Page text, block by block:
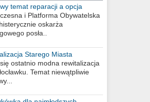
temat reparacji a opcja
i Platforma Obywatelska
oskarża
posła..
Starego Miasta
się ostatnio modna rewitalizacja
Temat niewątpliwie